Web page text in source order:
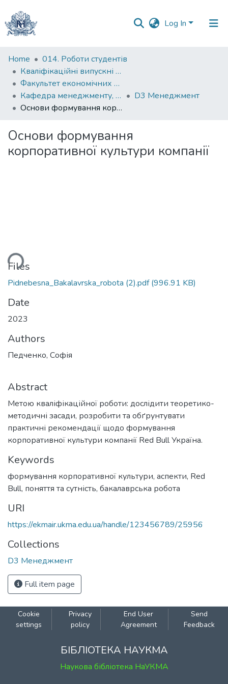
Log In
Communities
&
Collections
All of DSpace
Statistics
Home
014. Роботи студентів
Кваліфікаційні випускні роботи здобувачів вищої освіти бакалаврських програм
Факультет економічних наук
Кафедра менеджменту, маркетингу та підприємництва
D3 Менеджмент
Основи формування корпоративної культури компанії
Основи формування
корпоративної культури компанії
Files
Pidnebesna_Bakalavrska_robota (2).pdf(996.91 KB)
Date
2023
Authors
Педченко, Софія
Abstract
Метою кваліфікаційної роботи: дослідити теоретико-
методичні засади, розробити та обґрунтувати
практичні рекомендації щодо формування
корпоративної культури компанії Red Bull Україна.
Keywords
формування корпоративної культури, аспекти, Red
Bull, поняття та сутність, бакалаврська робота
URI
https://ekmair.ukma.edu.ua/handle/123456789/25956
Collections
D3 Менеджмент
Full item page
Cookie
settings
Privacy
policy
End User
Agreement
Send
Feedback
БІБЛІОТЕКА НАУКМА
Наукова бібліотека НаУКМА